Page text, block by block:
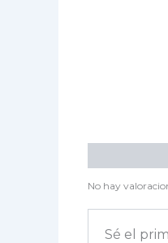
No hay
Sé el